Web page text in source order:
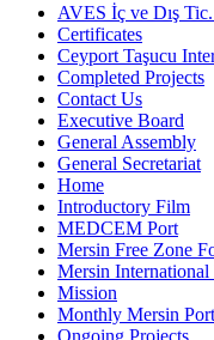
AVES İç ve Dış
Certificates
Ceyport Taşucu
Completed Projects
Contact Us
Executive Board
General Assembly
General Secretariat
Home
Introductory Film
MEDCEM Port
Mersin Free Zone
Mersin International
Mission
Monthly Mersin
Ongoing Projects